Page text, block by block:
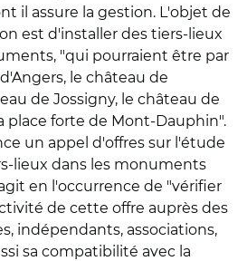
il assure la gestion. L'objet de
est d'installer des tiers-lieux
"qui pourraient être par
le château de
de Jossigny, le château de
place forte de Mont-Dauphin".
un appel d'offres sur l'étude
lieux dans les monuments
en l'occurrence de "vérifier
de cette offre auprès des
indépendants, associations,
sa compatibilité avec la